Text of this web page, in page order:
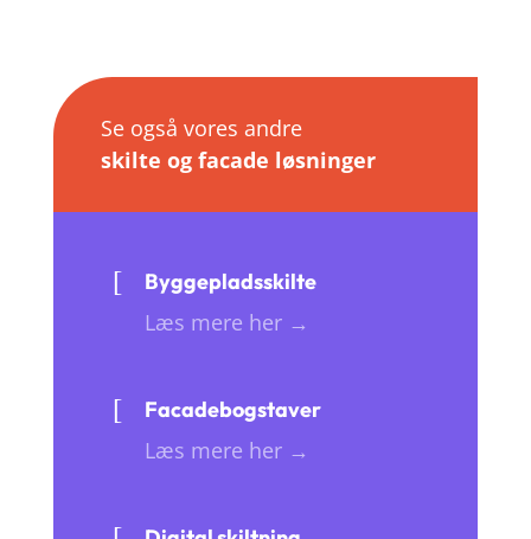
Se også vores andre
skilte og facade løsninger
[ Byggepladsskilte
Læs mere her →
[ Facadebogstaver
Læs mere her →